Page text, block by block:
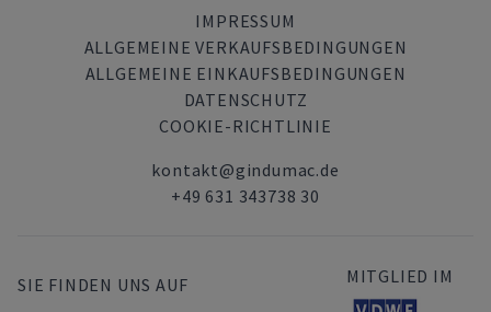
IMPRESSUM
ALLGEMEINE VERKAUFSBEDINGUNGEN
ALLGEMEINE EINKAUFSBEDINGUNGEN
DATENSCHUTZ
COOKIE-RICHTLINIE
kontakt@gindumac.de
+49 631 343738 30
SIE FINDEN UNS AUF MITGLIED IM